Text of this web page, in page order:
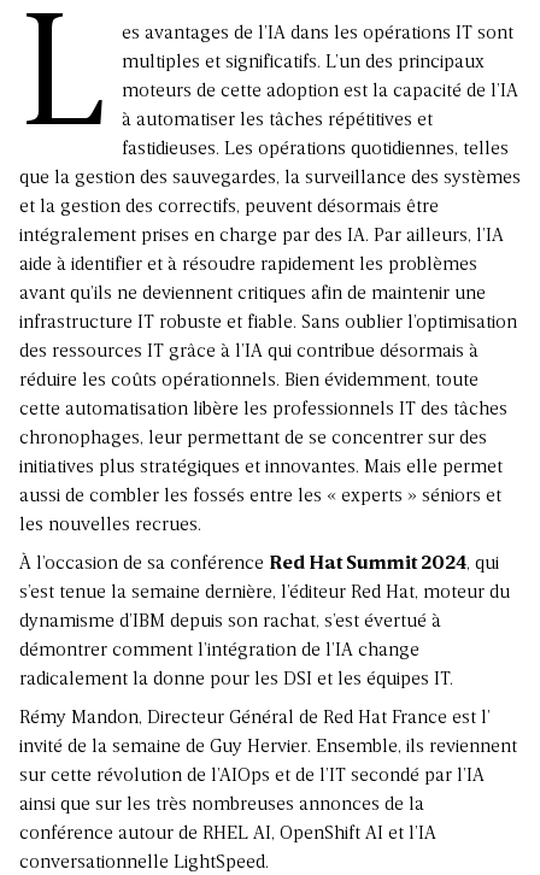
L
es avantages de l’IA dans les opérations IT sont
multiples et significatifs. L’un des principaux
moteurs de cette adoption est la capacité de l’IA
à automatiser les tâches répétitives et
fastidieuses. Les opérations quotidiennes, telles
que la gestion des sauvegardes, la surveillance des systèmes
et la gestion des correctifs, peuvent désormais être
intégralement prises en charge par des IA. Par ailleurs, l’IA
aide à identifier et à résoudre rapidement les problèmes
avant qu’ils ne deviennent critiques afin de maintenir une
infrastructure IT robuste et fiable. Sans oublier l’optimisation
des ressources IT grâce à l’IA qui contribue désormais à
réduire les coûts opérationnels. Bien évidemment, toute
cette automatisation libère les professionnels IT des tâches
chronophages, leur permettant de se concentrer sur des
initiatives plus stratégiques et innovantes. Mais elle permet
aussi de combler les fossés entre les « experts » séniors et
les nouvelles recrues.
À l’occasion de sa conférence Red Hat Summit 2024, qui
s’est tenue la semaine dernière, l’éditeur Red Hat, moteur du
dynamisme d’IBM depuis son rachat, s’est évertué à
démontrer comment l’intégration de l’IA change
radicalement la donne pour les DSI et les équipes IT.
Rémy Mandon, Directeur Général de Red Hat France est l’
invité de la semaine de Guy Hervier. Ensemble, ils reviennent
sur cette révolution de l’AIOps et de l’IT secondé par l’IA
ainsi que sur les très nombreuses annonces de la
conférence autour de RHEL AI, OpenShift AI et l’IA
conversationnelle LightSpeed.